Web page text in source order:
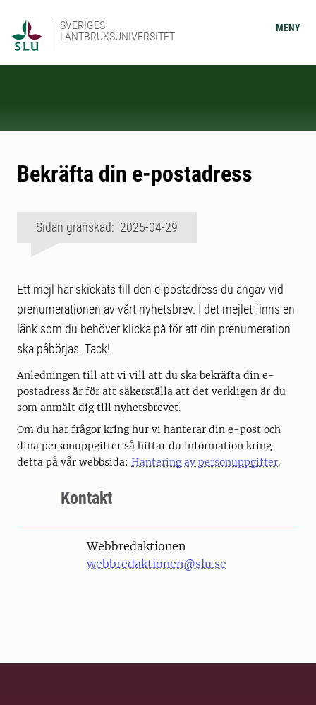
SVERIGES
LANTBRUKSUNIVERSITET
MENY
Bekräfta din e-postadress
Sidan granskad: 2025-04-29
Ett mejl har skickats till den e-postadress du angav vid
prenumerationen av vårt nyhetsbrev. I det mejlet finns en
länk som du behöver klicka på för att din prenumeration
ska påbörjas. Tack!
Anledningen till att vi vill att du ska bekräfta din e-
postadress är för att säkerställa att det verkligen är du
som anmält dig till nyhetsbrevet.
Om du har frågor kring hur vi hanterar din e-post och
dina personuppgifter så hittar du information kring
detta på vår webbsida: Hantering av personuppgifter.
Kontakt
Webbredaktionen
webbredaktionen@slu.se